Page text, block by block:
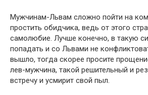
Мужчинам-Львам сложно пойти на
простить обидчика, ведь от этого
самолюбие. Лучше конечно, в такую
попадать и со Львами не
вышло, тогда скорее просите
лев-мужчина, такой решительный и
встречу и усмирит свой пыл.